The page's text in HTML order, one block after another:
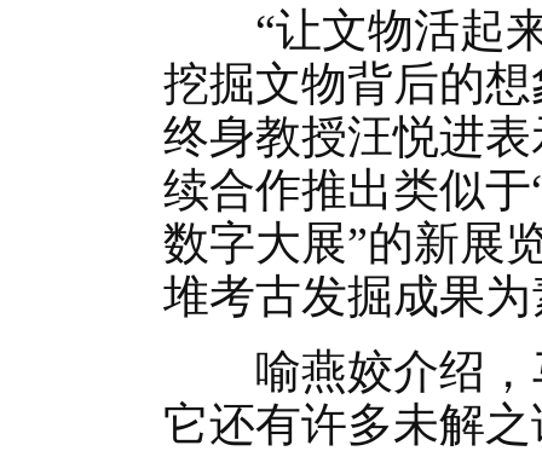
“让文物活起来
挖掘文物背后的
终身教授汪悦进
续合作推出类似
数字大展”的新展
堆考古发掘成果
喻燕姣介绍，
它还有许多未解